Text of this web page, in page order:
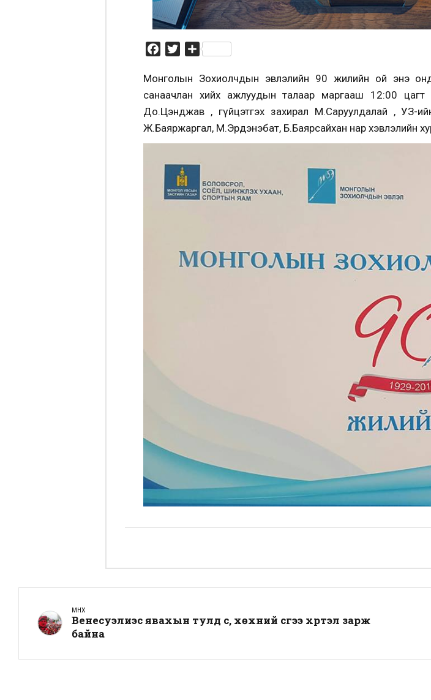
Facebook
TwitterShare
Монголын Зохиолчдын эвлэлийн 90 жилийн ой энэ
санаачлан хийх ажлуудын талаар маргааш 12:00
До.Цэнджав , гүйцэтгэх захирал М.Саруулдалай , УЗ-
Ж.Баяржаргал, М.Эрдэнэбат, Б.Баярсайхан нар хэвлэлийн
ӨМНӨХ
Венесуэлиэс явахын тулд үс, хөхний сүүгээ хүртэл зарж
байна